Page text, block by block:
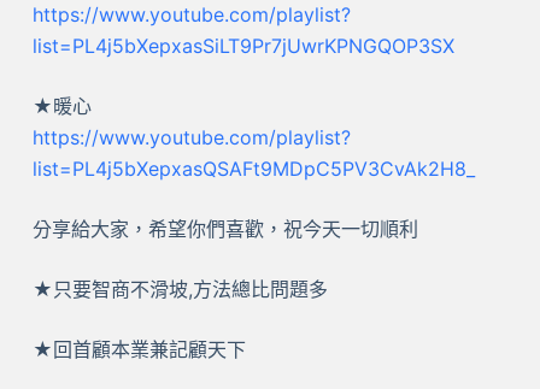
https://www.youtube.com/playlist?
list=PL4j5bXepxasSiLT9Pr7jUwrKPNGQOP3SX
★暖心
https://www.youtube.com/playlist?
list=PL4j5bXepxasQSAFt9MDpC5PV3CvAk2H8_
分享給大家，希望你們喜歡，祝今天一切順利
★只要智商不滑坡,方法總比問題多
★回首顧本業兼記顧天下